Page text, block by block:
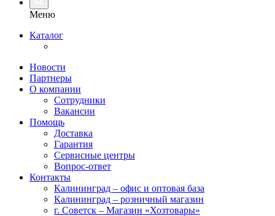
Меню
Каталог
Новости
Партнеры
О компании
Сотрудники
Вакансии
Помощь
Доставка
Гарантия
Сервисные центры
Вопрос-ответ
Контакты
Калининград – офис и оптовая база
Калининград – розничный магазин
г. Советск – Магазин «Хозтовары»